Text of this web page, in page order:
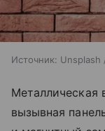
Источник: Unsplash
Металлическая
вызывная